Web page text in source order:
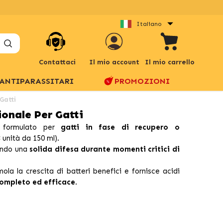
Italiano
Contattaci Il mio account Il mio carrello
ANTIPARASSITARI PROMOZIONI
Per Gatti
formulato per gatti in fase di recupero o
da 150 ml).
una solida difesa durante momenti critici di
la crescita di batteri benefici e fornisce acidi
ed efficace.